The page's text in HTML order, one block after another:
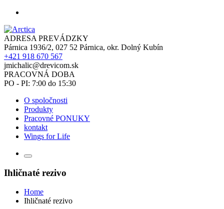
ADRESA PREVÁDZKY
Párnica 1936/2, 027 52 Párnica, okr. Dolný Kubín
+421 918 670 567
jmichalic@drevicom.sk
PRACOVNÁ DOBA
PO - PI: 7:00 do 15:30
O spoločnosti
Produkty
Pracovné PONUKY
kontakt
Wings for Life
Ihličnaté rezivo
Home
Ihličnaté rezivo